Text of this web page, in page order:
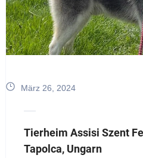
März 26, 2024
Tierheim Assisi Szent
Tapolca, Ungarn